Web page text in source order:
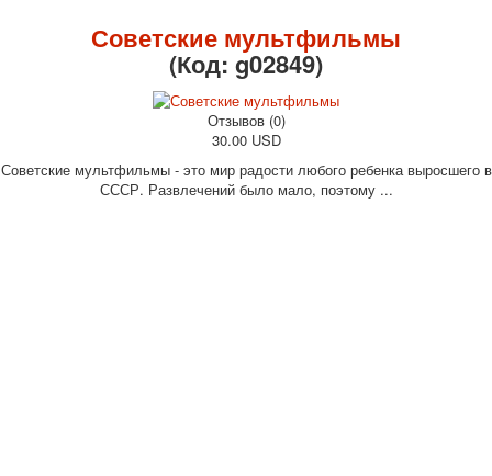
Новости
Новости карточных колод
Советские мультфильмы
(Код: g02849)
Отзывов (0)
30.00 USD
Советские мультфильмы - это мир радости любого ребенка выросшего в
СССР. Развлечений было мало, поэтому ...